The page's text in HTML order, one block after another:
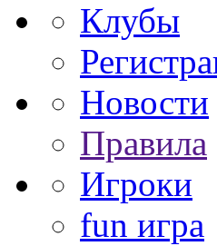
Клубы
Новости
Правила
Игроки
fun игра